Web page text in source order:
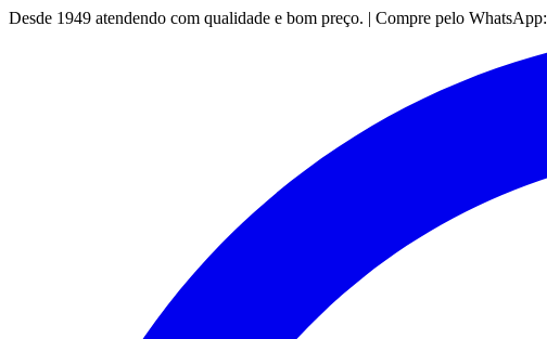
Desde 1949 atendendo com qualidade e bom preço. | Compre pelo WhatsApp: